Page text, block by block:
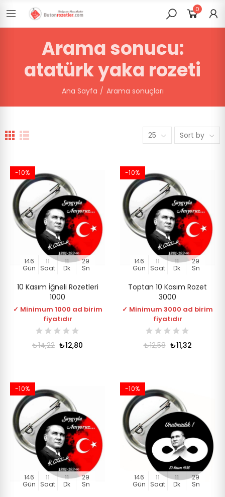
0
Arama sonucu:
atatürk yaka rozeti
Ana Sayfa Arama sonuçları
25 Sort by
-10%
146
Gün
11
Saat
11
Dk
28
Sn
10 Kasım İğneli Rozetleri
1000
✓ Minimum 1000 ad birim
fiyatıdır
₺14,22 ₺12,80
-10%
146
Gün
11
Saat
11
Dk
28
Sn
Toptan 10 Kasım Rozet
3000
✓ Minimum 3000 ad birim
fiyatıdır
₺12,58 ₺11,32
-10%
146
Gün
11
Saat
11
Dk
28
Sn
-10%
146
Gün
11
Saat
11
Dk
28
Sn